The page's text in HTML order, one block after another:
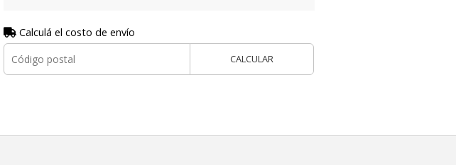
Calculá el costo de envío
CALCULAR